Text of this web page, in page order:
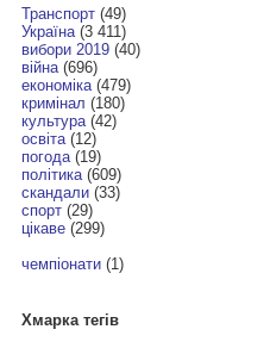
Транспорт(49)
Україна(3 411)
вибори 2019(40)
війна(696)
економіка(479)
кримінал (180)
культура(42)
освіта(12)
погода(19)
політика(609)
скандали(33)
спорт(29)
цікаве(299)
чемпіонати(1)
Хмарка тегів